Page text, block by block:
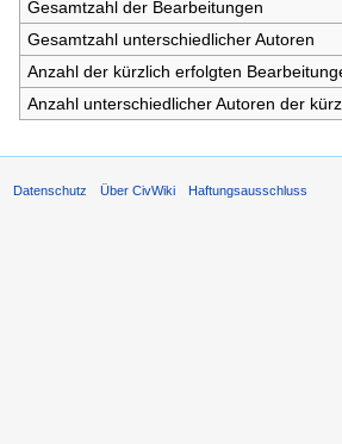
Gesamtzahl der Bearbeitungen
Gesamtzahl unterschiedlicher Autoren
Anzahl der kürzlich erfolgten
Anzahl unterschiedlicher Autoren der
Datenschutz Über CivWiki Haftungsausschluss